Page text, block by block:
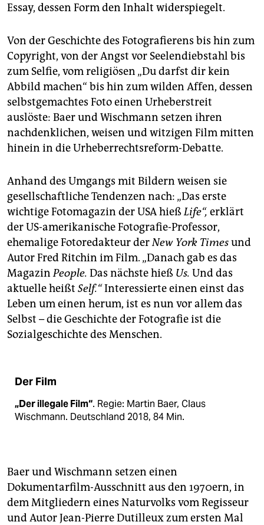
Essay, dessen Form den Inhalt widerspiegelt.
Von der Geschichte des Fotografierens bis hin zum
Copyright, von der Angst vor Seelendiebstahl bis
zum Selfie, vom religiösen „Du darfst dir kein
Abbild machen“ bis hin zum wilden Affen, dessen
selbstgemachtes Foto einen Urheberstreit
auslöste: Baer und Wischmann setzen ihren
nachdenklichen, weisen und witzigen Film mitten
hinein in die Urheberrechtsreform-Debatte.
Anhand des Umgangs mit Bildern weisen sie
gesellschaftliche Tendenzen nach: „Das erste
wichtige Fotomagazin der USA hießLife“, erklärt
der US-amerikanische Fotografie-Professor,
ehemalige Fotoredakteur derNew York Timesund
Autor Fred Ritchin im Film. „Danach gab es das
MagazinPeople. Das nächste hieß Us. Und das
aktuelle heißt Self.“Interessierte einen einst das
Leben um einen herum, ist es nun vor allem das
Selbst – die Geschichte der Fotografie ist die
Sozialgeschichte des Menschen.
Der Film
„Der illegale Film“. Regie: Martin Baer, Claus
Wischmann. Deutschland 2018, 84 Min.
Baer und Wischmann ­setzen einen
Dokumentarfilm-Ausschnitt aus den 1970ern, in
dem Mitgliedern eines Naturvolks vom Regisseur
und Autor Jean-Pierre Dutilleux zum ersten Mal